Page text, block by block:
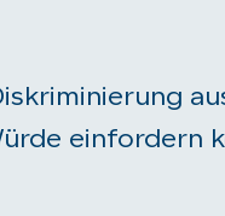
einfordern